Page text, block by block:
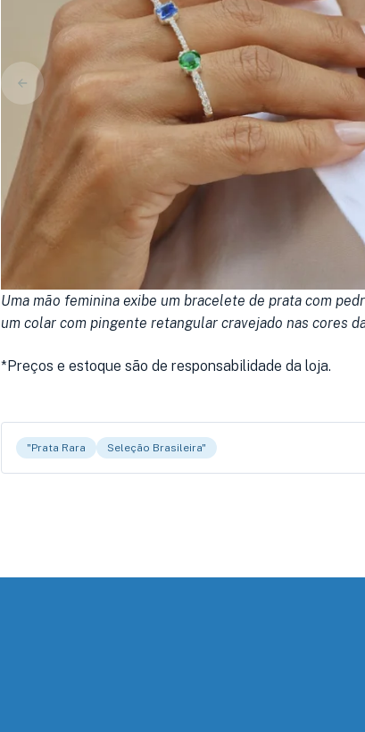
Uma mão feminina exibe um bracelete de prata com
um colar com pingente retangular cravejado nas cores
*Preços e estoque são de responsabilidade da loja.
"Prata Rara Seleção Brasileira"